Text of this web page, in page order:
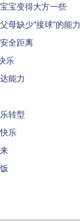
宝变得大方一些
母缺少“接球”的能力
全距离
乐
能力
转型
乐